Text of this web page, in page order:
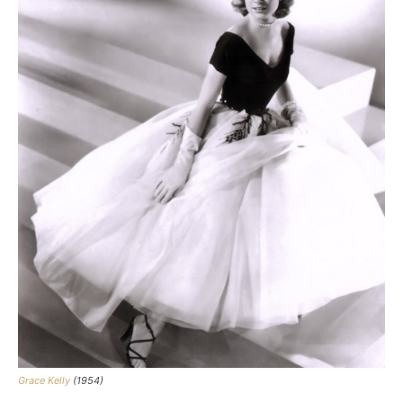
Grace Kelly (1954)